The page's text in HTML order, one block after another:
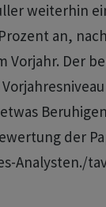
weiterhin
an,
Vorjahr. Der
der
Analysten./